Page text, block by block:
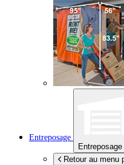
Entreposage
Entreposage
Retour au menu